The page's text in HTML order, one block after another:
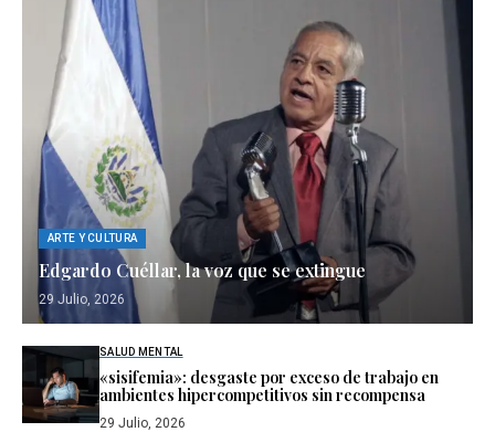
ARTE Y CULTURA
Edgardo Cuéllar, la voz que se extingue
29 Julio, 2026
SALUD MENTAL
«sisifemia»: desgaste por exceso de trabajo en
ambientes hipercompetitivos sin recompensa
29 Julio, 2026